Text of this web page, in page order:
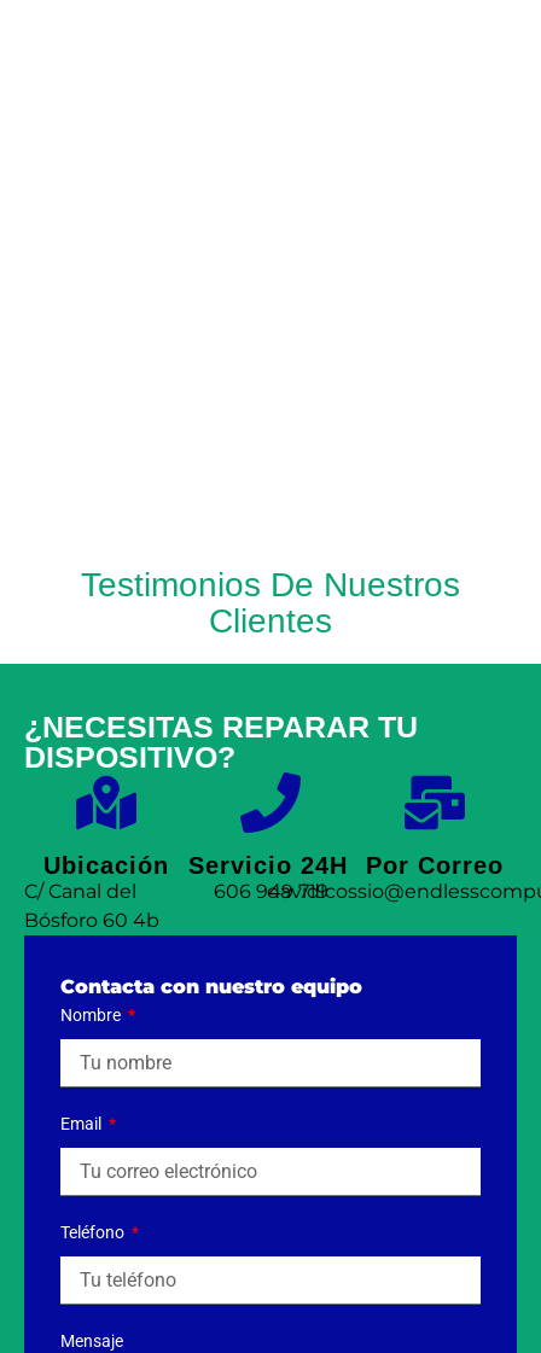
Testimonios De Nuestros
Clientes
¿NECESITAS REPARAR TU
DISPOSITIVO?
Ubicación
C/ Canal del
Bósforo 60 4b
Servicio 24H
606 949 719
Por Correo
Contacta con nuestro equipo
Nombre
Email
Teléfono
Mensaje